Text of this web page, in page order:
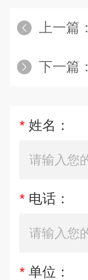
上一篇：
下一篇：
* 姓名：
* 电话：
* 单位：